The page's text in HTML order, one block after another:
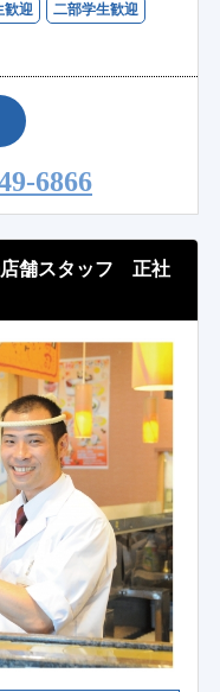
歓迎 二部学生歓迎
6866
舗スタッフ 正社